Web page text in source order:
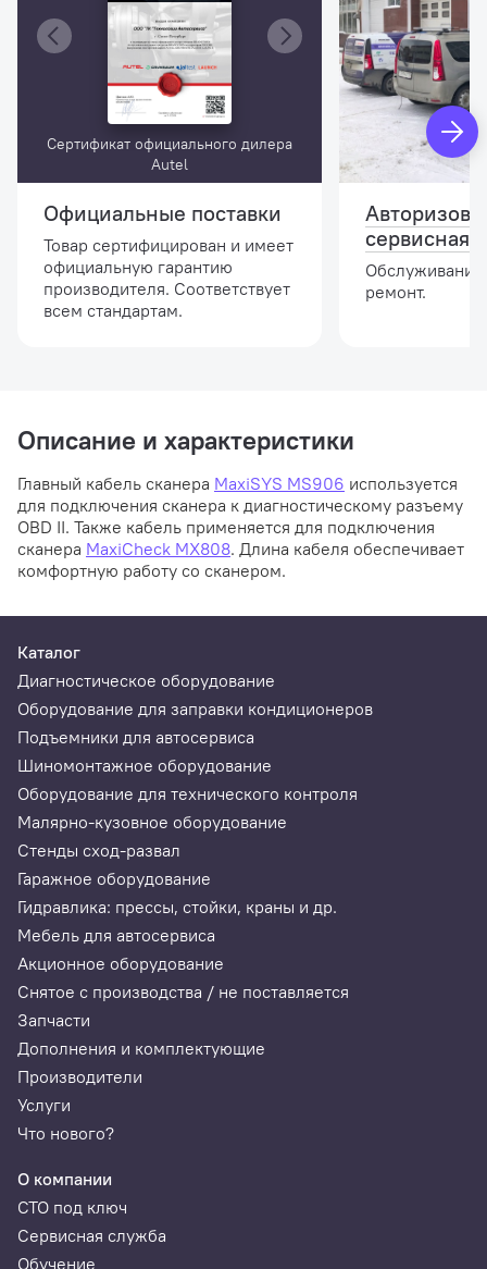
Сертификат официального дилера
Autel
Официальные поставки
Товар сертифицирован и имеет
официальную гарантию
производителя. Соответствует
всем стандартам.
сервисная
ремонт.
Описание и характеристики
Главный кабель сканера MaxiSYS MS906 используется
для подключения сканера к диагностическому разъему
OBD II. Также кабель применяется для подключения
сканера MaxiCheck MX808. Длина кабеля обеспечивает
комфортную работу со сканером.
Каталог
Диагностическое оборудование
Оборудование для заправки кондиционеров
Подъемники для автосервиса
Шиномонтажное оборудование
Оборудование для технического контроля
Малярно-кузовное оборудование
Стенды сход-развал
Гаражное оборудование
Гидравлика: прессы, стойки, краны и др.
Мебель для автосервиса
Акционное оборудование
Снятое с производства / не поставляется
Запчасти
Дополнения и комплектующие
Производители
Услуги
Что нового?
О компании
СТО под ключ
Сервисная служба
Обучение